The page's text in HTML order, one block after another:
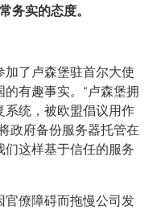
务实的态度。
了卢森堡驻首尔大使
有趣事实。“卢森堡拥
系统，被欧盟倡议用作
政府备份服务器托管在
们这样基于信任的服务
官僚障碍而拖慢公司发